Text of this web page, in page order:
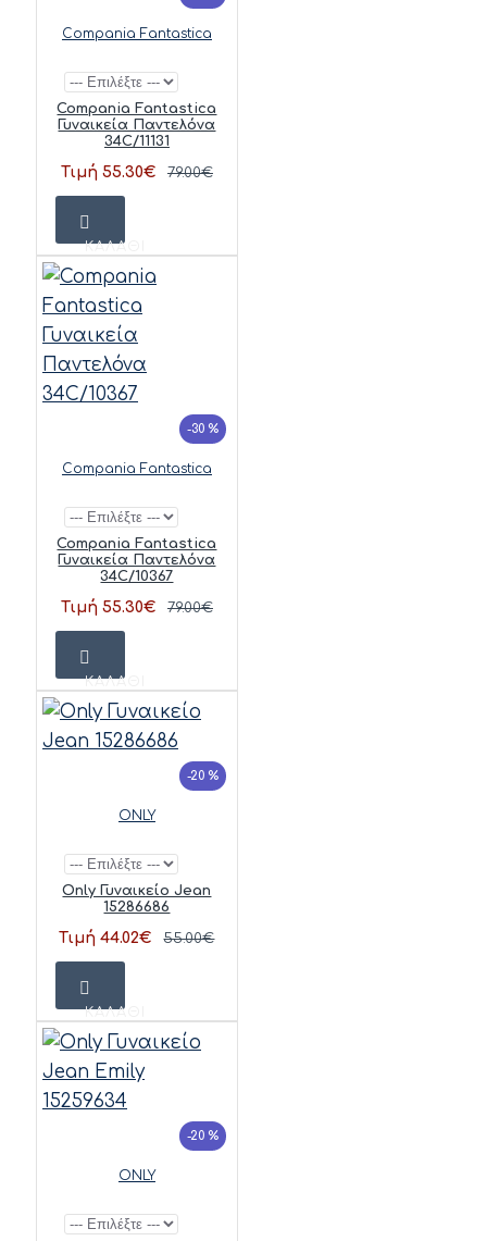
Compania Fantastica
Compania Fantastica
Γυναικεία Παντελόνα
34C/11131
Τιμή 55.30€ 79.00€
ΚΑΛΆΘΙ
-30 %
Compania Fantastica
Compania Fantastica
Γυναικεία Παντελόνα
34C/10367
Τιμή 55.30€ 79.00€
ΚΑΛΆΘΙ
-20 %
ONLY
Only Γυναικείο Jean
15286686
Τιμή 44.02€ 55.00€
ΚΑΛΆΘΙ
-20 %
ONLY